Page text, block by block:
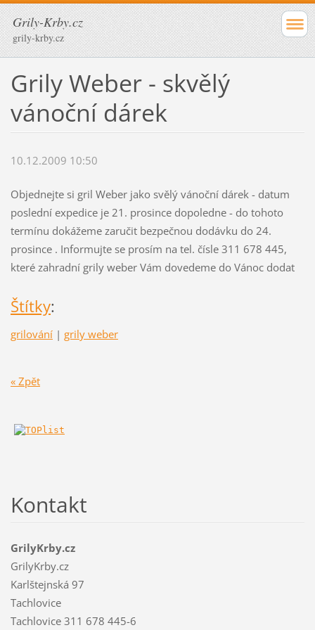
Grily-Krby.cz
grily-krby.cz
Grily Weber - skvělý
vánoční dárek
10.12.2009 10:50
Objednejte si gril Weber jako svělý vánoční dárek - datum
poslední expedice je 21. prosince dopoledne - do tohoto
termínu dokážeme zaručit bezpečnou dodávku do 24.
prosince . Informujte se prosím na tel. čísle 311 678 445,
které zahradní grily weber Vám dovedeme do Vánoc dodat
Štítky:
grilování | grily weber
« Zpět
Kontakt
GrilyKrby.cz
GrilyKrby.cz
Karlštejnská 97
Tachlovice
Tachlovice 311 678 445-6